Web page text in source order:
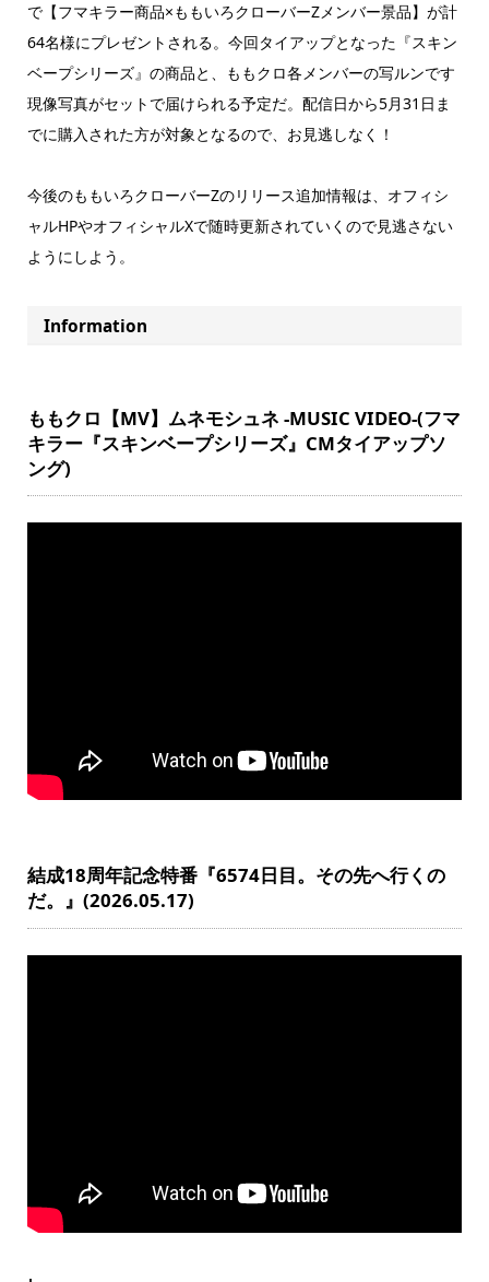
で【フマキラー商品×ももいろクローバーZメンバー景品】が計
64名様にプレゼントされる。今回タイアップとなった『スキン
ベープシリーズ』の商品と、ももクロ各メンバーの写ルンです
現像写真がセットで届けられる予定だ。配信日から5月31日ま
でに購入された方が対象となるので、お見逃しなく！
今後のももいろクローバーZのリリース追加情報は、オフィシ
ャルHPやオフィシャルXで随時更新されていくので見逃さない
ようにしよう。
Information
ももクロ【MV】ムネモシュネ -MUSIC VIDEO-(フマ
キラー『スキンベープシリーズ』CMタイアップソ
ング)
結成18周年記念特番『6574日目。その先へ行くの
だ。』(2026.05.17)